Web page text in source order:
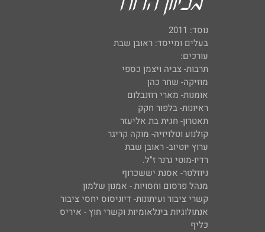
נוסד: 2011
בעלים ומייסד: ראובן שבת
עורכים:
תרבות- צביה ויצמן כספי
מוזיקה- שחר כהן
אומנות- מארי רוזנבלום
ראיונות- בלפור חקק
תאטרון- חגית בת אליעזר
קולנוע וטלויזיה- מוקה קריגר
ערוץ יוטיוב- ראובן שבת
רדיו-מוטי גרנר ז"ל.
ניוזלטר- אסנת יששכרוף
מנהל פרסום וחסויות - אמנון שלמון
קשרי ציבור ועיתונות- דיוניסוס יחסי ציבור
אנתולוגיות בינלאומיות וקשרי חוץ - איריס
כליף